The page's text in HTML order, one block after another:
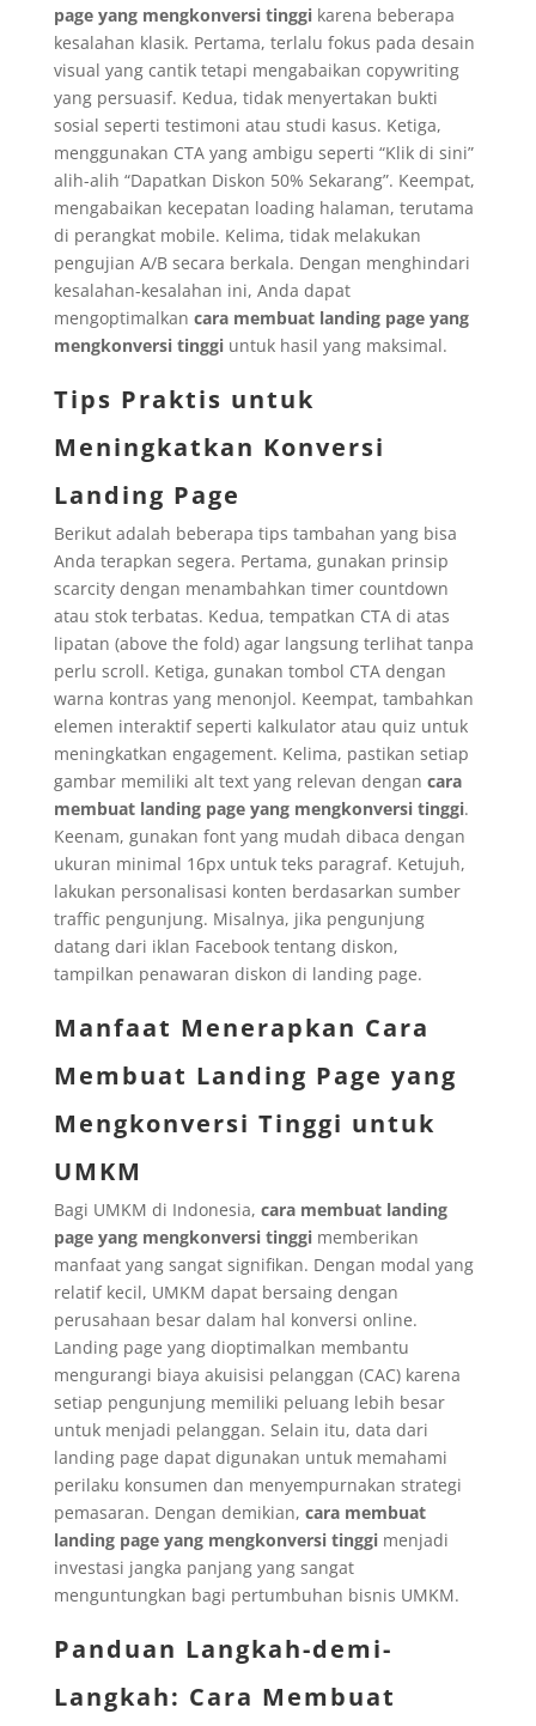
page yang mengkonversi tinggikarena beberapa
kesalahan klasik. Pertama, terlalu fokus pada desain
visual yang cantik tetapi mengabaikan copywriting
yang persuasif. Kedua, tidak menyertakan bukti
sosial seperti testimoni atau studi kasus. Ketiga,
menggunakan CTA yang ambigu seperti “Klik di sini”
alih-alih “Dapatkan Diskon 50% Sekarang”. Keempat,
mengabaikan kecepatan loading halaman, terutama
di perangkat mobile. Kelima, tidak melakukan
pengujian A/B secara berkala. Dengan menghindari
kesalahan-kesalahan ini, Anda dapat
mengoptimalkan cara membuat landing page yang
mengkonversi tinggiuntuk hasil yang maksimal.
Tips Praktis untuk
Meningkatkan Konversi
Landing Page
Berikut adalah beberapa tips tambahan yang bisa
Anda terapkan segera. Pertama, gunakan prinsip
scarcity dengan menambahkan timer countdown
atau stok terbatas. Kedua, tempatkan CTA di atas
lipatan (above the fold) agar langsung terlihat tanpa
perlu scroll. Ketiga, gunakan tombol CTA dengan
warna kontras yang menonjol. Keempat, tambahkan
elemen interaktif seperti kalkulator atau quiz untuk
meningkatkan engagement. Kelima, pastikan setiap
gambar memiliki alt text yang relevan dengan cara
membuat landing page yang mengkonversi tinggi.
Keenam, gunakan font yang mudah dibaca dengan
ukuran minimal 16px untuk teks paragraf. Ketujuh,
lakukan personalisasi konten berdasarkan sumber
traffic pengunjung. Misalnya, jika pengunjung
datang dari iklan Facebook tentang diskon,
tampilkan penawaran diskon di landing page.
Manfaat Menerapkan Cara
Membuat Landing Page yang
Mengkonversi Tinggi untuk
UMKM
Bagi UMKM di Indonesia, cara membuat landing
page yang mengkonversi tinggimemberikan
manfaat yang sangat signifikan. Dengan modal yang
relatif kecil, UMKM dapat bersaing dengan
perusahaan besar dalam hal konversi online.
Landing page yang dioptimalkan membantu
mengurangi biaya akuisisi pelanggan (CAC) karena
setiap pengunjung memiliki peluang lebih besar
untuk menjadi pelanggan. Selain itu, data dari
landing page dapat digunakan untuk memahami
perilaku konsumen dan menyempurnakan strategi
pemasaran. Dengan demikian, cara membuat
landing page yang mengkonversi tinggimenjadi
investasi jangka panjang yang sangat
menguntungkan bagi pertumbuhan bisnis UMKM.
Panduan Langkah-demi-
Langkah: Cara Membuat